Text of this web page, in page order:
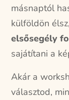
másnaptól
külföldön
elsősegély
sajátítani a
Akár a
választod,